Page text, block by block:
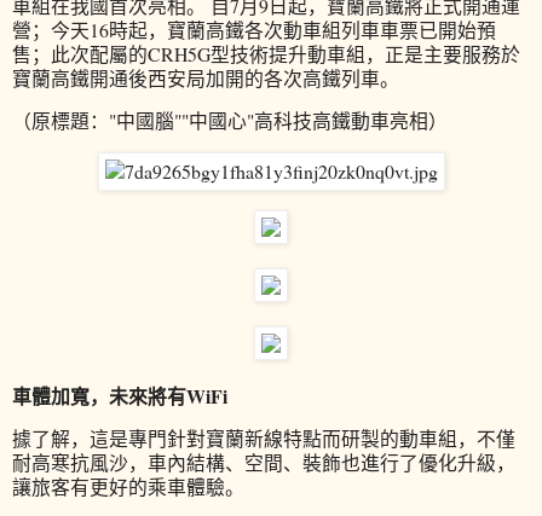
營；今天16時起，寶蘭高鐵各次動車組列車車票已開始預
售；此次配屬的CRH5G型技術提升動車組，正是主要服務於
寶蘭高鐵開通後西安局加開的各次高鐵列車。
（原標題："中國腦""中國心"高科技高鐵動車亮相）
車體加寬，未來將有WiFi
據了解，這是專門針對寶蘭新線特點而研製的動車組，不僅
耐高寒抗風沙，車內結構、空間、裝飾也進行了優化升級，
讓旅客有更好的乘車體驗。